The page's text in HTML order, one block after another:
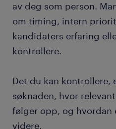
av deg som person.
om timing, intern
kandidaters erfaring
kontrollere.
Det du kan kontrollere,
søknaden, hvor
følger opp, og
videre.